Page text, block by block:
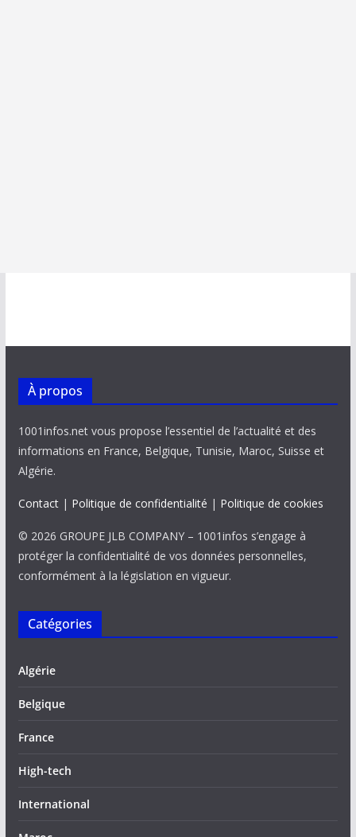
À propos
1001infos.net vous propose l’essentiel de l’actualité et des
informations en France, Belgique, Tunisie, Maroc, Suisse et
Algérie.
Contact| Politique de confidentialité | Politique de cookies
© 2026 GROUPE JLB COMPANY – 1001infos s’engage à
protéger la confidentialité de vos données personnelles,
conformément à la législation en vigueur.
Catégories
Algérie
Belgique
France
High-tech
International